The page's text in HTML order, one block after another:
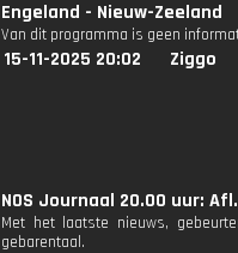
Engeland - Nieuw-Zeeland
Van dit programma is geen
15-11-2025 20:02 Ziggo
NOS Journaal 20.00 uur:
Met het laatste nieuws,
gebarentaal.